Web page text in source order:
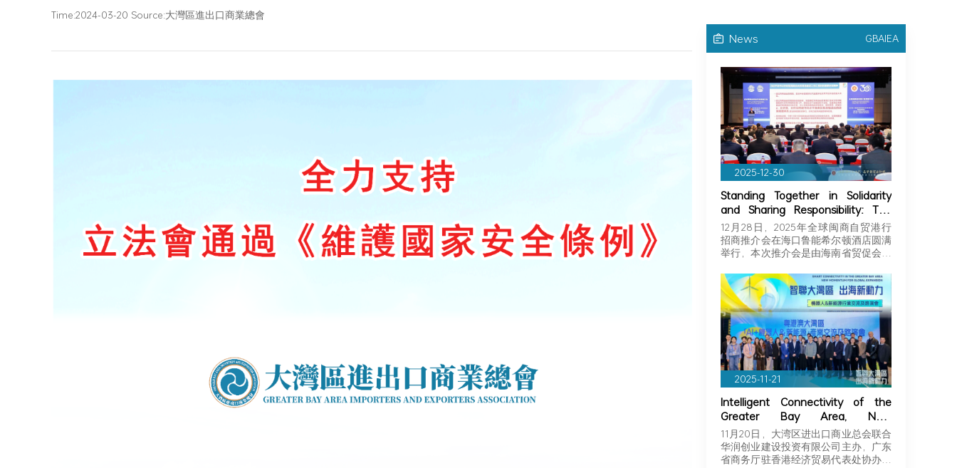
Time:2024-03-20 Source:大灣區進出口商業總會
News GBAIEA
2025-12-30
Standing Together in Solidarity
and Sharing Responsibility: The
Greater Bay Area Importers and
Exporters Association Explores
New Opportunities in Hainan,
Businessmen to Seize Business
Opportunities in Hainan!
12月28日，2025年全球闽商自贸港行
招商推介会在海口鲁能希尔顿酒店圆满
举行，本次推介会是由海南省贸促会和
2025-11-21
Intelligent Connectivity of the
Greater Bay Area, New
Momentum for Overseas
Expansion | Robotics & New
Energy Industry Exchange and
11月20日，大湾区进出口商业总会联合
华润创业建设投资有限公司主办，广东
省商务厅驻香港经济贸易代表处协办，